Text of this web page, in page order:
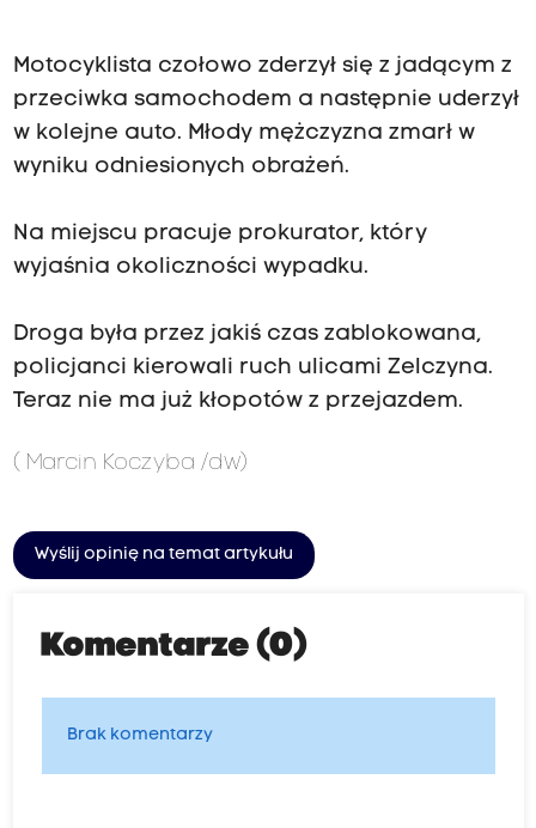
Motocyklista czołowo zderzył się z jadącym z
przeciwka samochodem a następnie uderzył
w kolejne auto. Młody mężczyzna zmarł w
wyniku odniesionych obrażeń.
Na miejscu pracuje prokurator, który
wyjaśnia okoliczności wypadku.
Droga była przez jakiś czas zablokowana,
policjanci kierowali ruch ulicami Zelczyna.
Teraz nie ma już kłopotów z przejazdem.
( Marcin Koczyba /dw)
Wyślij opinię na temat artykułu
Komentarze (0)
Brak komentarzy